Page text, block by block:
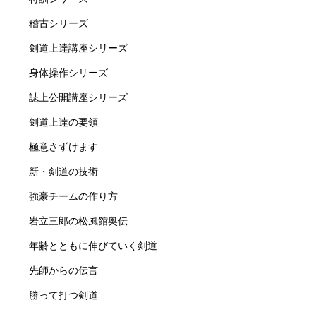
稽古シリーズ
剣道上達講座シリーズ
身体操作シリーズ
誌上公開講座シリーズ
剣道上達の要領
極意さずけます
新・剣道の技術
強豪チームの作り方
岩立三郎の松風館奥伝
年齢とともに伸びていく剣道
先師からの伝言
勝って打つ剣道